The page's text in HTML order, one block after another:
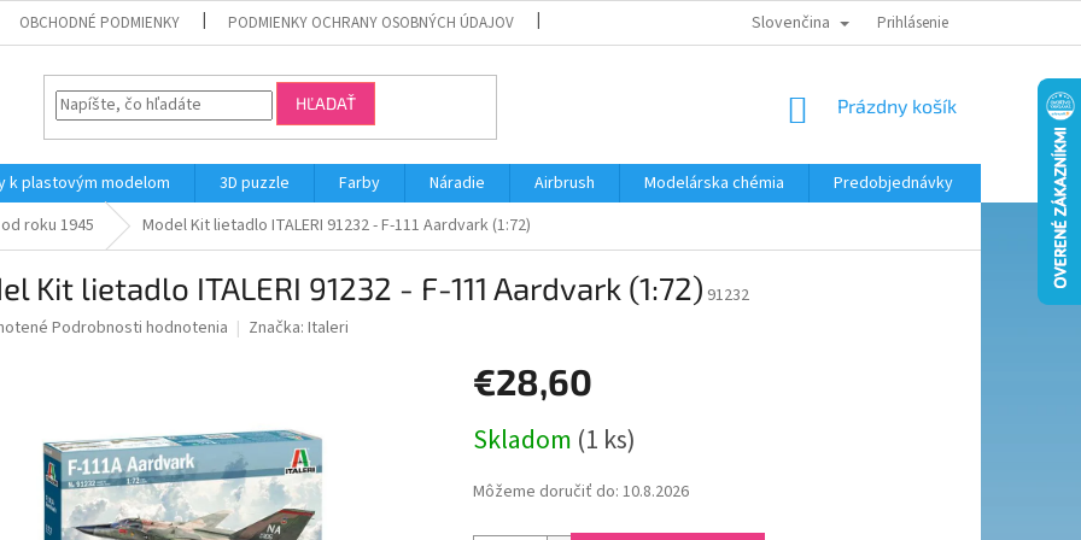
OBCHODNÉ PODMIENKY PODMIENKY OCHRANY OSOBNÝCH ÚDAJOV MODELÁRSKY KRÚŽOK
Slovenčina Prihlásenie
HĽADAŤ
NÁKUPNÝ
Prázdny košík
k plastovým modelom 3D puzzle Farby Náradie Airbrush Modelárska chémia
Predobjednávky
roku 1945 Model Kit lietadlo ITALERI 91232 - F-111 Aardvark (1:72)
Kit lietadlo ITALERI 91232 - F-111 Aardvark (1:72) 91232
Podrobnosti hodnotenia Značka: Italeri
€28,60
cena:
Skladom (1 ks)
Môžeme doručiť do: 10.8.2026